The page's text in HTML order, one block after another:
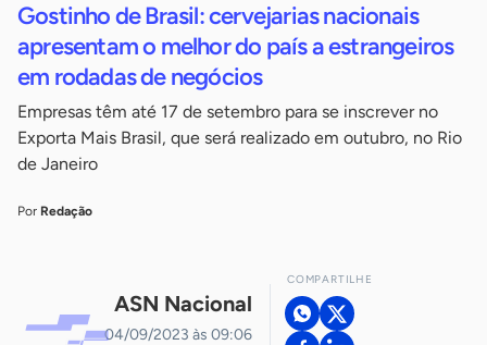
Gostinho de Brasil: cervejarias nacionais
apresentam o melhor do país a estrangeiros
em rodadas de negócios
Empresas têm até 17 de setembro para se inscrever no
Exporta Mais Brasil, que será realizado em outubro, no Rio
de Janeiro
Por Redação
ASN Nacional
04/09/2023 às 09:06
COMPARTILHE